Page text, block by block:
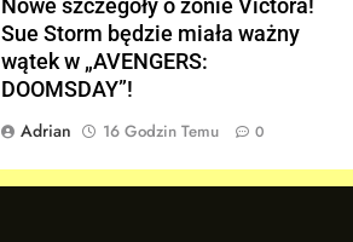
Nowe szczegoły o żonie Victora!
Sue Storm będzie miała ważny
wątek w „AVENGERS:
DOOMSDAY”!
Adrian
16 Godzin Temu 0